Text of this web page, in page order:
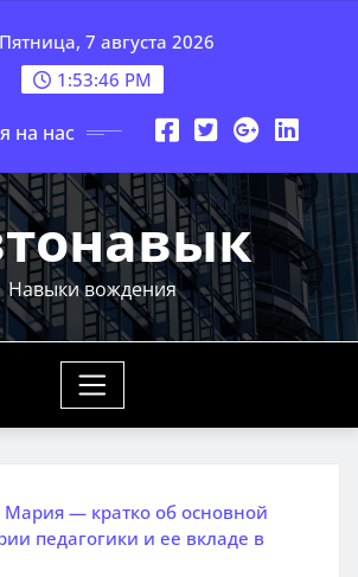
Пятница, 7 августа 2026
1:53:47 PM
на нас
Навыки вождения
Мария — кратко об основной
педагогики и ее вкладе в